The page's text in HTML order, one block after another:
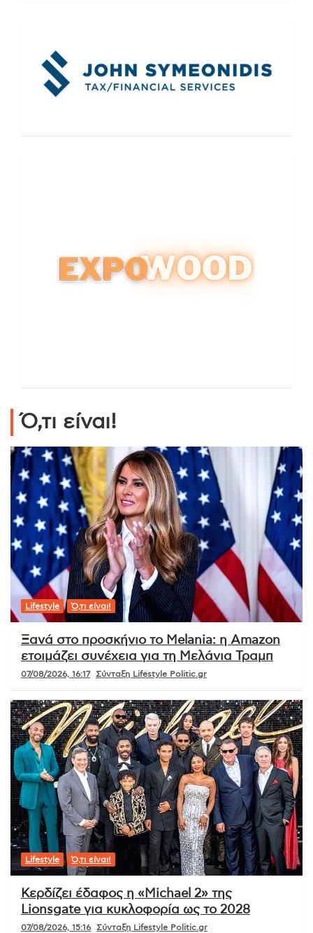
Ό,τι είναι!
Lifestyle Ό,τι είναι!
Ξανά στο προσκήνιο το Melania: η Amazon
ετοιμάζει συνέχεια για τη Μελάνια Τραμπ
07/08/2026, 16:17 Σύνταξη Lifestyle Politic.gr
Lifestyle Ό,τι είναι!
Κερδίζει έδαφος η «Michael 2» της
Lionsgate για κυκλοφορία ως το 2028
07/08/2026, 15:16 Σύνταξη Lifestyle Politic.gr